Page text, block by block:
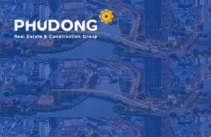
Skip
to
content